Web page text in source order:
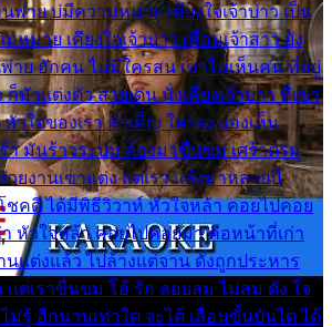
พ่าย บ่มีความหมาย เคียงใจเจ้าบ่าว เป็น
มาย เคียงใจเจ้าบ่าว เพื่อนเจ้าสาว ยัง
าย ฮักคน ไม่มีใครสน เขาไม่เห็นคน ที่อยู่
ก็มัวแต่งตัว สวยเด่น นั่งเคียงเจ้าบ่าว ที่เขา
หัวใจของเรา ลำเค็ญ ใครจะมองเห็น
า มันร้าวระบม ต้องมาขื่นขม เศร้าตรม
ยงานเขาแต่ง แต่เรา แล้งมาหลายปี
ชคดี ได้มีพิธีวิวาห์ หัวใจหล้า คอยไปคอย
หัวใจหล้า คอยไปคอยมา คือหน้าที่เก่า
นแต่งแล้ว ไปล้างแต่จาน ดั่งถูกประหาร
แต่เราขื่นขม โอ้ รัก ลอยลม ไม่สม ดัง ใจ
ม่รู้ อีกนานเท่าใด จะได้ เลื่อนขั้นบันได ได้